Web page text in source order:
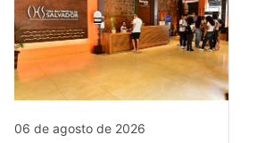
06 de agosto de 2026